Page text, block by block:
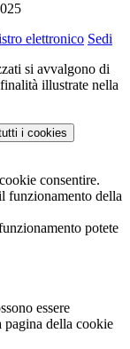
elettronico Sedi
si avvalgono di
illustrate nella
i cookies
consentire.
funzionamento della
potete
essere
pagina della cookie